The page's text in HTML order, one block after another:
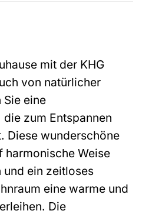
mit der KHG
von natürlicher
Sie eine
zum Entspannen
Diese wunderschöne
harmonische Weise
und ein zeitloses
eine warme und
Die